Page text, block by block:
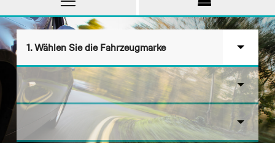
1. Wählen Sie die Fahrzeugmarke
▾